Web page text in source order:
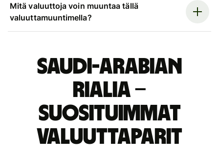
Mitä valuuttoja voin muuntaa tällä
valuuttamuuntimella?
Saudi-Arabian
rialia –
suosituimmat
valuuttaparit